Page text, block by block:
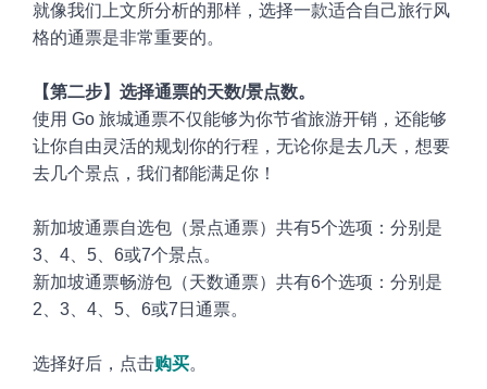
就像我们上文所分析的那样，选择一款适合自己旅行风
格的通票是非常重要的。
【第二步】选择通票的天数/景点数。
使用 Go 旅城通票不仅能够为你节省旅游开销，还能够
让你自由灵活的规划你的行程，无论你是去几天，想要
去几个景点，我们都能满足你！
新加坡通票自选包（景点通票）共有5个选项：分别是
3、4、5、6或7个景点。
新加坡通票畅游包（天数通票）共有6个选项：分别是
2、3、4、5、6或7日通票。
选择好后，点击购买。